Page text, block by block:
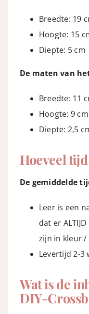
Breedte: 19
Hoogte: 15
Diepte: 5 cm
De maten van
Breedte: 11
Hoogte: 9 cm
Diepte: 2,5
Hoeveel
De gemiddelde
Leer is een
dat er
zijn in kleur
Levertijd 2-3
Wat is de
DIY-